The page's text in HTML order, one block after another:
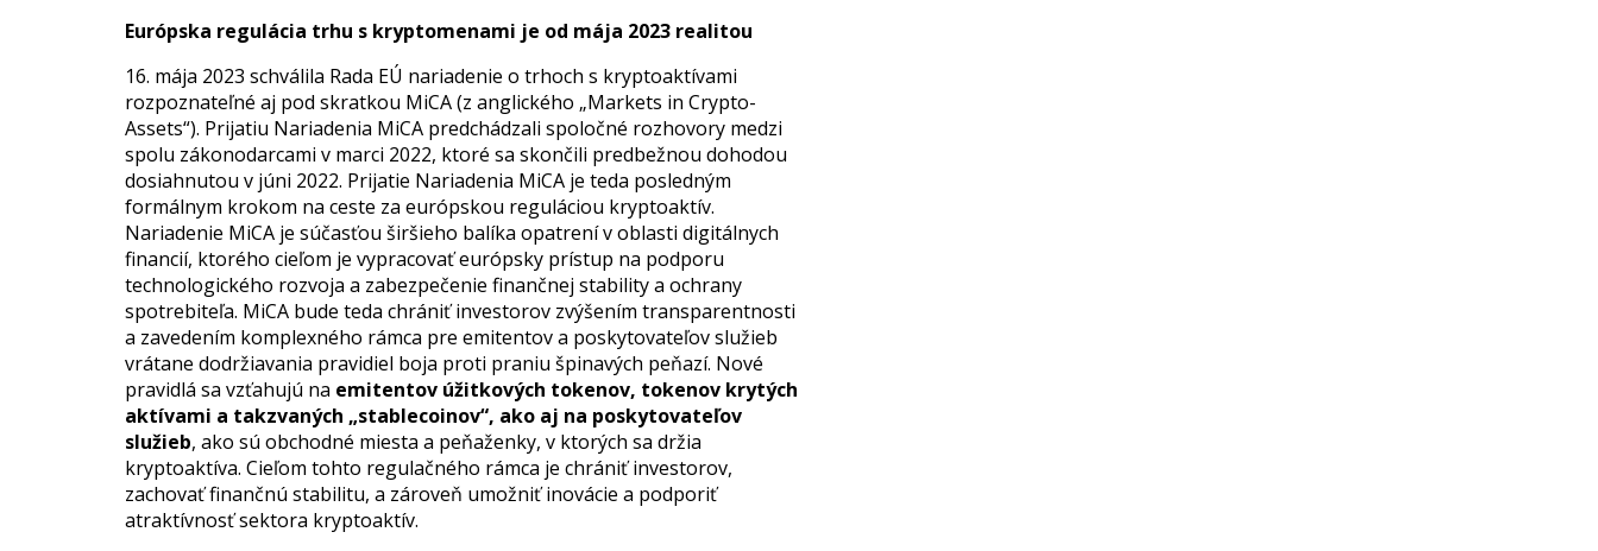
Európska regulácia trhu s kryptomenami je od mája 2023 realitou
16. mája 2023 schválila Rada EÚ nariadenie o trhoch s kryptoaktívami
rozpoznateľné aj pod skratkou MiCA (z anglického „Markets in Crypto-
Assets“). Prijatiu Nariadenia MiCA predchádzali spoločné rozhovory medzi
spolu zákonodarcami v marci 2022, ktoré sa skončili predbežnou dohodou
dosiahnutou v júni 2022. Prijatie Nariadenia MiCA je teda posledným
formálnym krokom na ceste za európskou reguláciou kryptoaktív.
Nariadenie MiCA je súčasťou širšieho balíka opatrení v oblasti digitálnych
financií, ktorého cieľom je vypracovať európsky prístup na podporu
technologického rozvoja a zabezpečenie finančnej stability a ochrany
spotrebiteľa. MiCA bude teda chrániť investorov zvýšením transparentnosti
a zavedením komplexného rámca pre emitentov a poskytovateľov služieb
vrátane dodržiavania pravidiel boja proti praniu špinavých peňazí. Nové
pravidlá sa vzťahujú na emitentov úžitkových tokenov, tokenov krytých
aktívami a takzvaných „stablecoinov“, ako aj na poskytovateľov
služieb, ako sú obchodné miesta a peňaženky, v ktorých sa držia
kryptoaktíva. Cieľom tohto regulačného rámca je chrániť investorov,
zachovať finančnú stabilitu, a zároveň umožniť inovácie a podporiť
atraktívnosť sektora kryptoaktív.